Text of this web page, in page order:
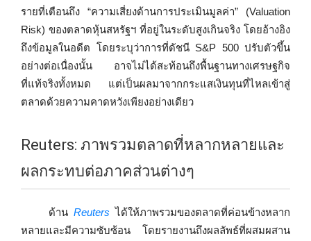
รายที่เตือนถึง “ความเสี่ยงด้านการประเมินมูลค่า” (Valuation
Risk) ของตลาดหุ้นสหรัฐฯ ที่อยู่ในระดับสูงเกินจริง โดยอ้างอิง
ถึงข้อมูลในอดีต โดยระบุว่าการที่ดัชนี S&P 500 ปรับตัวขึ้น
อย่างต่อเนื่องนั้น อาจไม่ได้สะท้อนถึงพื้นฐานทางเศรษฐกิจ
ที่แท้จริงทั้งหมด แต่เป็นผลมาจากกระแสเงินทุนที่ไหลเข้าสู่
ตลาดด้วยความคาดหวังเพียงอย่างเดียว
Reuters: ภาพรวมตลาดที่หลากหลายและ
ผลกระทบต่อภาคส่วนต่างๆ
ด้าน Reuters ได้ให้ภาพรวมของตลาดที่ค่อนข้างหลาก
หลายและมีความซับซ้อน โดยรายงานถึงผลลัพธ์ที่ผสมผสาน